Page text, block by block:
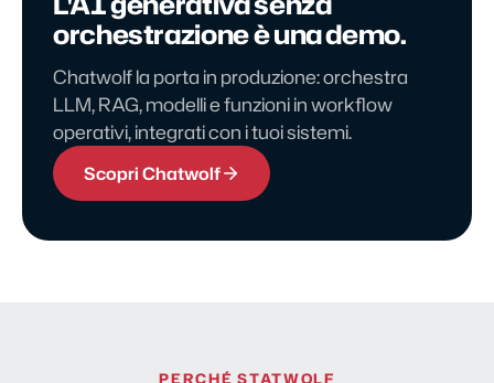
orchestrazione è una demo.
Chatwolf la porta in produzione: orchestra
LLM, RAG, modelli e funzioni in workflow
operativi, integrati con i tuoi sistemi.
Scopri Chatwolf
PERCHÉ STATWOLF